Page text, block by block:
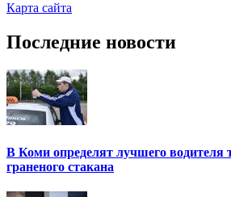
Карта сайта
Последние новости
В Коми определят лучшего водителя
граненого стакана